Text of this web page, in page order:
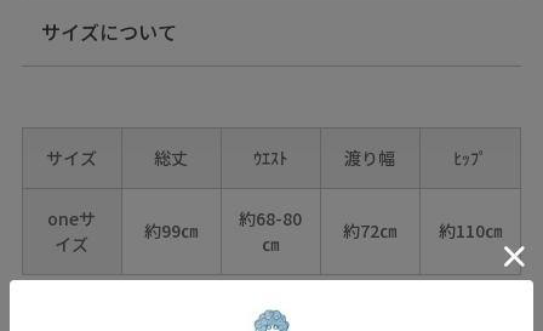
サイズについて
サイズ 総丈 ｳｴｽﾄ 渡り幅 ﾋｯﾌﾟ
oneサ
イズ
約99㎝
約68-80
㎝
約72㎝ 約110㎝
※ウエストは上がり寸から、最大まで伸ばした状態で測ったサイ